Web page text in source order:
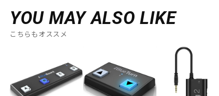
YOU MAY ALSO LIKE
こちらもオススメ